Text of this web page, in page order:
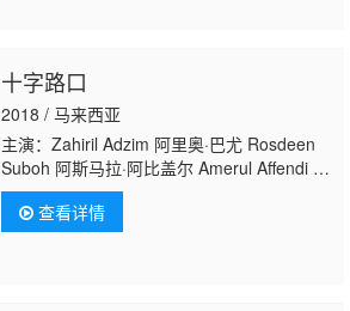
十字路口
2018 / 马来西亚
主演：Zahiril Adzim 阿里奥·巴尤 Rosdeen
Suboh 阿斯马拉·阿比盖尔 Amerul Affendi 周
坚华 Timothy Castillo Iedil Putra
查看详情